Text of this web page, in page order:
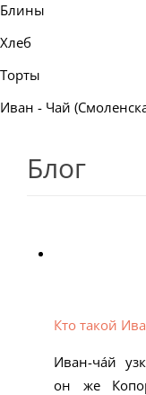
Блины
Хлеб
Торты
Иван - Чай
Блог
Кто такой
Иван-ча́й
он же